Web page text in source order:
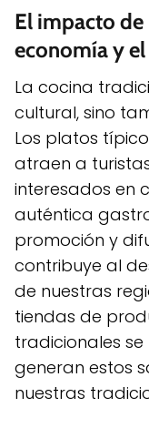
El impacto
economía y
La cocina
cultural, sino
Los platos
atraen a
interesados en
auténtica
promoción y
contribuye al
de nuestras
tiendas de
tradicionales
generan estos
nuestras